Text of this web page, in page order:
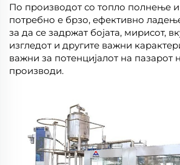
По производот со топло полнење и
потребно е брзо, ефективно
за да се задржат бојата, мирисот,
изгледот и другите важни
важни за потенцијалот на пазарот
производи.